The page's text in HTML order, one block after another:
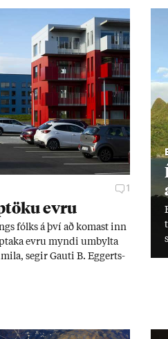
1
evru
fólks á því að kom­ast inn
evru myndi um­bylta
seg­ir Gauti B. Eggerts­